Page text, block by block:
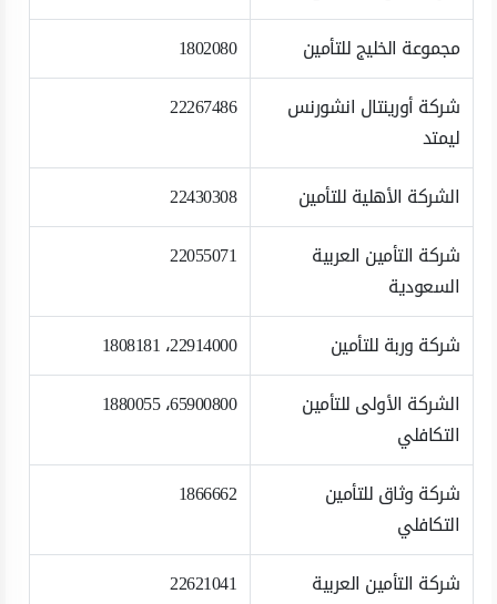
مجموعة الخليج للتأمين
1802080
شركة أورينتال انشورنس
ليمتد
22267486
الشركة الأهلية للتأمين
22430308
شركة التأمين العربية
السعودية
22055071
شركة وربة للتأمين
22914000، 1808181
الشركة الأولى للتأمين
التكافلي
65900800، 1880055
شركة وثاق للتأمين
التكافلي
1866662
شركة التأمين العربية 22621041